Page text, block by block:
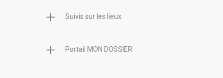
Suivis sur les lieux
Portail MON DOSSIER